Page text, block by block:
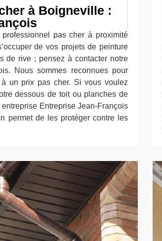
à Boigneville :
pas cher à proximité
de vos projets de peinture
de rive ; pensez à contacter notre
Nous sommes reconnues pour
un prix pas cher. Si vous voulez
dessous de toit ou planches de
Entreprise Jean-François
permet de les protéger contre les